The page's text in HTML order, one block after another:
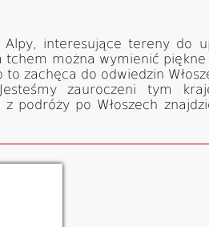
interesujące tereny do
tchem można wymienić
zachęca do odwiedzin
zauroczeni tym
podróży po Włoszech